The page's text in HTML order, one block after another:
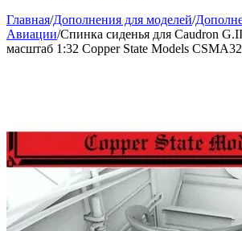
Главная/Дополнения для моделей/
Авиации/Спинка сиденья для Caudron
масштаб 1:32 Copper State Models